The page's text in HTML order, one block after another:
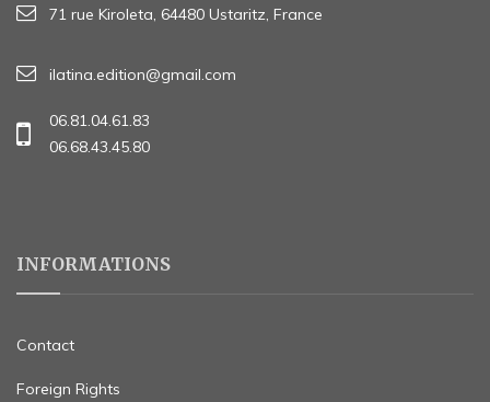
71 rue Kiroleta, 64480 Ustaritz, France
ilatina.edition@gmail.com
06.81.04.61.83
06.68.43.45.80
INFORMATIONS
Contact
Foreign Rights